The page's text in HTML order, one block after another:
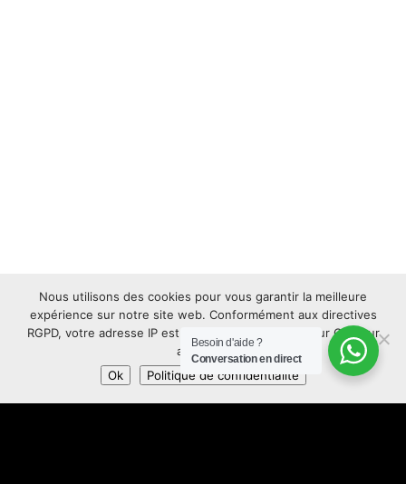
Besoin d'aide ?
Conversation en direct
Nous utilisons des cookies pour vous garantir la meilleure
expérience sur notre site web. Conformément aux directives
RGPD, votre adresse IP est anonymisée. Appuyez sur OK pour
accepter.
Ok
Politique de confidentialité